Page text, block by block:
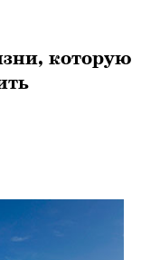
которую